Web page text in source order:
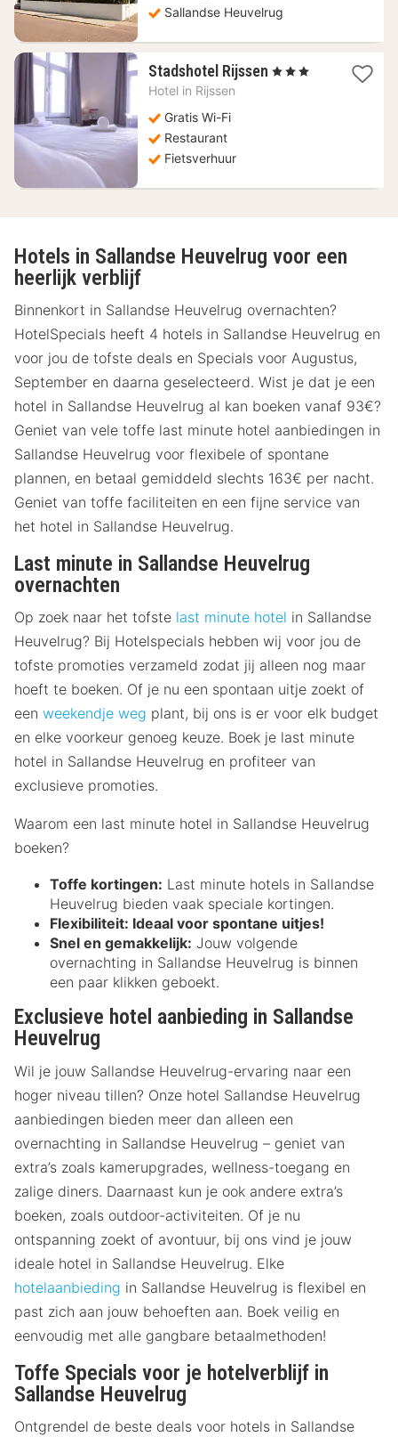
Sallandse Heuvelrug
Stadshotel Rijssen 1
, 3 Sterren
Hotel in Rijssen
Gratis Wi-Fi
Restaurant
Fietsverhuur
Hotels in Sallandse Heuvelrug voor een
heerlijk verblijf
Binnenkort in Sallandse Heuvelrug overnachten?
HotelSpecials heeft 4 hotels in Sallandse Heuvelrug en
voor jou de tofste deals en Specials voor Augustus,
September en daarna geselecteerd. Wist je dat je een
hotel in Sallandse Heuvelrug al kan boeken vanaf 93€?
Geniet van vele toffe last minute hotel aanbiedingen in
Sallandse Heuvelrug voor flexibele of spontane
plannen, en betaal gemiddeld slechts 163€ per nacht.
Geniet van toffe faciliteiten en een fijne service van
het hotel in Sallandse Heuvelrug.
Last minute in Sallandse Heuvelrug
overnachten
Op zoek naar het tofste last minute hotel in Sallandse
Heuvelrug? Bij Hotelspecials hebben wij voor jou de
tofste promoties verzameld zodat jij alleen nog maar
hoeft te boeken. Of je nu een spontaan uitje zoekt of
een weekendje weg plant, bij ons is er voor elk budget
en elke voorkeur genoeg keuze. Boek je last minute
hotel in Sallandse Heuvelrug en profiteer van
exclusieve promoties.
Waarom een last minute hotel in Sallandse Heuvelrug
boeken?
Toffe kortingen: Last minute hotels in Sallandse
Heuvelrug bieden vaak speciale kortingen.
Flexibiliteit: Ideaal voor spontane uitjes!
Snel en gemakkelijk: Jouw volgende
overnachting in Sallandse Heuvelrug is binnen
een paar klikken geboekt.
Exclusieve hotel aanbieding in Sallandse
Heuvelrug
Wil je jouw Sallandse Heuvelrug-ervaring naar een
hoger niveau tillen? Onze hotel Sallandse Heuvelrug
aanbiedingen bieden meer dan alleen een
overnachting in Sallandse Heuvelrug – geniet van
extra’s zoals kamerupgrades, wellness-toegang en
zalige diners. Daarnaast kun je ook andere extra’s
boeken, zoals outdoor-activiteiten. Of je nu
ontspanning zoekt of avontuur, bij ons vind je jouw
ideale hotel in Sallandse Heuvelrug. Elke
hotelaanbieding in Sallandse Heuvelrug is flexibel en
past zich aan jouw behoeften aan. Boek veilig en
eenvoudig met alle gangbare betaalmethoden!
Toffe Specials voor je hotelverblijf in
Sallandse Heuvelrug
Ontgrendel de beste deals voor hotels in Sallandse